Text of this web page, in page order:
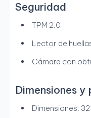
Seguridad
TPM 2.0
Lector de
Cámara con
Dimensiones y
Dimensiones: